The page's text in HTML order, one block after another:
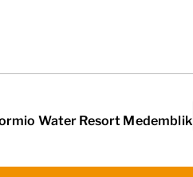
Water Resort Medemblik